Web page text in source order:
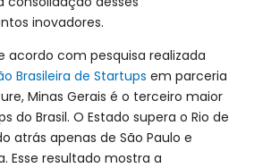
inovadores.
acordo com pesquisa realizada
Brasileira de Startups em parceria
Minas Gerais é o terceiro maior
do Brasil. O Estado supera o Rio de
atrás apenas de São Paulo e
Esse resultado mostra a